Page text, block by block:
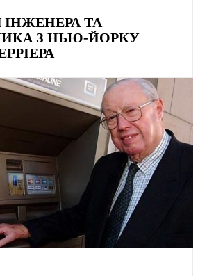
ІНЖЕНЕРА ТА
З НЬЮ-ЙОРКУ